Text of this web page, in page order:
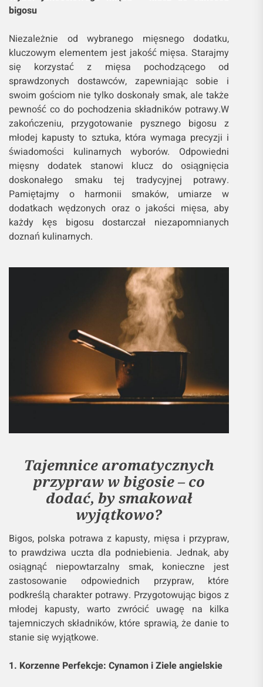
bigosu
Niezależnie od wybranego mięsnego dodatku,
kluczowym elementem jest jakość mięsa. Starajmy
się korzystać z mięsa pochodzącego od
sprawdzonych dostawców, zapewniając sobie i
swoim gościom nie tylko doskonały smak, ale także
pewność co do pochodzenia składników potrawy.W
zakończeniu, przygotowanie pysznego bigosu z
młodej kapusty to sztuka, która wymaga precyzji i
świadomości kulinarnych wyborów. Odpowiedni
mięsny dodatek stanowi klucz do osiągnięcia
doskonałego smaku tej tradycyjnej potrawy.
Pamiętajmy o harmonii smaków, umiarze w
dodatkach wędzonych oraz o jakości mięsa, aby
każdy kęs bigosu dostarczał niezapomnianych
doznań kulinarnych.
Tajemnice aromatycznych
przypraw w bigosie – co
dodać, by smakował
wyjątkowo?
Bigos, polska potrawa z kapusty, mięsa i przypraw,
to prawdziwa uczta dla podniebienia. Jednak, aby
osiągnąć niepowtarzalny smak, konieczne jest
zastosowanie odpowiednich przypraw, które
podkreślą charakter potrawy. Przygotowując bigos z
młodej kapusty, warto zwrócić uwagę na kilka
tajemniczych składników, które sprawią, że danie to
stanie się wyjątkowe.
1. Korzenne Perfekcje: Cynamon i Ziele angielskie